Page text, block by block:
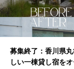
募集終了：香川県
しい一棟貸し宿を
深作浩一郎(ふかさ
ちろう)とは誰？自